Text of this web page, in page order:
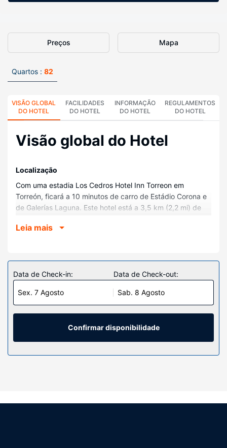
Preços Mapa
Quartos : 82
VISÃO GLOBAL
DO HOTEL
FACILIDADES
DO HOTEL
INFORMAÇÃO
DO HOTEL
REGULAMENTOS
DO HOTEL
Visão global do Hotel
Localização
Com uma estadia Los Cedros Hotel Inn Torreon em
Torreón, ficará a 10 minutos de carro de Estádio Corona e
de Galerías Laguna. Este hotel está a 3,5 km (2,2 mi) de
Centro de Convenções de Torreón.
Sinta-se em casa num dos 82 quartos com ar
condicionado, Mantenha-se em contacto graças à internet
sem fios. As casas de banho estão equipadas com uma
banheira ou um polibã e secadores de cabelo. As
comodidades incluem ainda cofres e secretárias, além de
telefone com chamadas locais grátis.
Serviço do hotel
entretimento ao seu dispor, incluindo uma sala de fitness
Leia mais
Data de Check-in:
Sex. 7 Agosto
Data de Check-out:
Sab. 8 Agosto
Confirmar disponibilidade